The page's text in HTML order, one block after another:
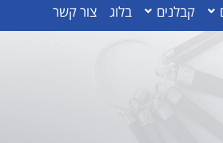
קבלנים בלוג צור קשר